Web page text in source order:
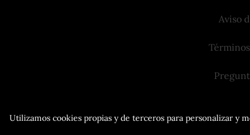
Utilizamos cookies propias y de terceros para personalizar y
Aviso